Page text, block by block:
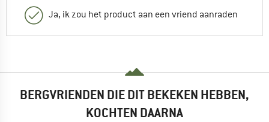
Ja, ik zou het product aan een vriend aanraden
BERGVRIENDEN DIE DIT BEKEKEN HEBBEN,
KOCHTEN DAARNA